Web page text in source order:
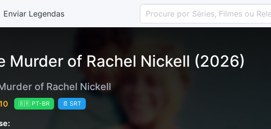
Enviar Legendas
Murder of Rachel Nickell (2026)
of Rachel Nickell
🇧🇷 PT-BR 📄 SRT